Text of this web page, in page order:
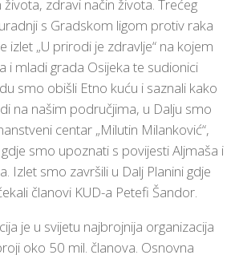
zdravi način života. Trećeg
s Gradskom ligom protiv raka
izlet „U prirodi je zdravlje“ na kojem
i mladi grada Osijeka te sudionici
smo obišli Etno kuću i saznali kako
na našim područjima, u Dalju smo
centar „Milutin Milanković“,
smo upoznati s povijesti Aljmaša i
Izlet smo završili u Dalj Planini gdje
članovi KUD-a Petefi Šandor.
je u svijetu najbrojnija organizacija
oko 50 mil. članova. Osnovna